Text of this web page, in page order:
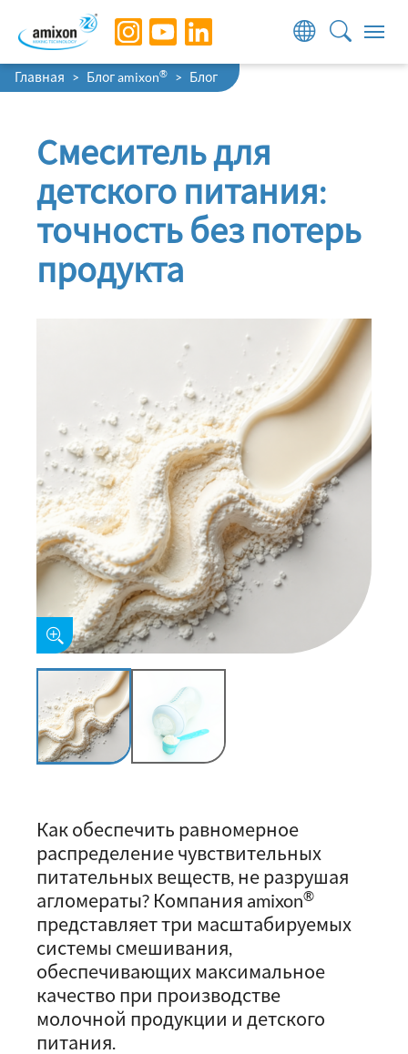
Skip to main navigation
Skip to main content
Skip to page footer
You are here:
Главная Блог amixon® Блог
Смеситель для
детского питания:
точность без потерь
продукта
Как обеспечить равномерное
распределение чувствительных
питательных веществ, не разрушая
агломераты? Компания amixon®
представляет три масштабируемых
системы смешивания,
обеспечивающих максимальное
качество при производстве
молочной продукции и детского
питания.